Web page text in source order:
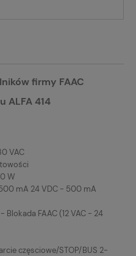
płatności
firmy FAAC
ALFA 414
VAC
W
mA 24 VDC - 500 mA
- Blokada FAAC (12 VAC - 24
częsciowe/STOP/BUS 2-